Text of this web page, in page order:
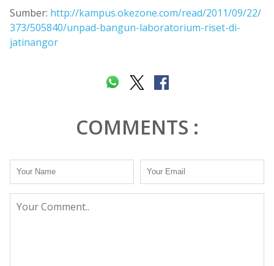
Sumber: http://kampus.okezone.com/read/2011/09/22/
373/505840/unpad-bangun-laboratorium-riset-di-
jatinangor
COMMENTS :